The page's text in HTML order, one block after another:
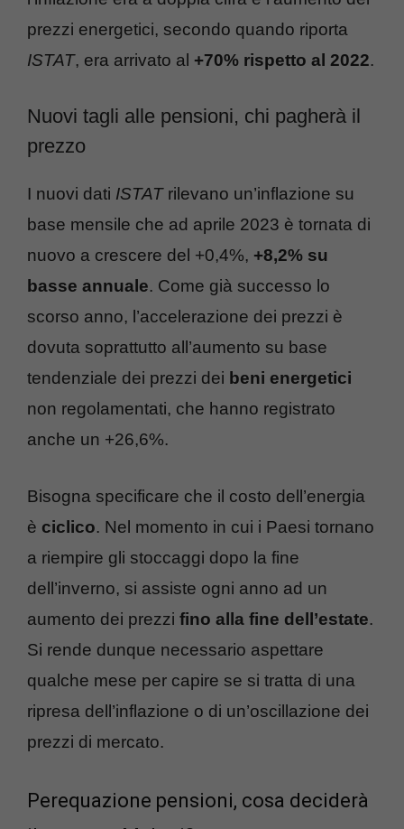
prezzi energetici, secondo quando riporta
ISTAT, era arrivato al +70% rispetto al 2022.
Nuovi tagli alle pensioni, chi pagherà il
prezzo
I nuovi dati ISTATrilevano un’inflazione su
base mensile che ad aprile 2023 è tornata di
nuovo a crescere del +0,4%, +8,2% su
basse annuale. Come già successo lo
scorso anno, l’accelerazione dei prezzi è
dovuta soprattutto all’aumento su base
tendenziale dei prezzi dei beni energetici
non regolamentati, che hanno registrato
anche un +26,6%.
Bisogna specificare che il costo dell’energia
è ciclico. Nel momento in cui i Paesi tornano
a riempire gli stoccaggi dopo la fine
dell’inverno, si assiste ogni anno ad un
aumento dei prezzi fino alla fine dell’estate.
Si rende dunque necessario aspettare
qualche mese per capire se si tratta di una
ripresa dell’inflazione o di un’oscillazione dei
prezzi di mercato.
Perequazione pensioni, cosa deciderà